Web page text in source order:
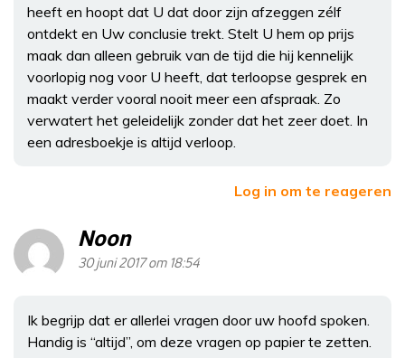
heeft en hoopt dat U dat door zijn afzeggen zélf
ontdekt en Uw conclusie trekt. Stelt U hem op prijs
maak dan alleen gebruik van de tijd die hij kennelijk
voorlopig nog voor U heeft, dat terloopse gesprek en
maakt verder vooral nooit meer een afspraak. Zo
verwatert het geleidelijk zonder dat het zeer doet. In
een adresboekje is altijd verloop.
Log in om te reageren
Noon
30 juni 2017 om 18:54
Ik begrijp dat er allerlei vragen door uw hoofd spoken.
Handig is “altijd”, om deze vragen op papier te zetten.